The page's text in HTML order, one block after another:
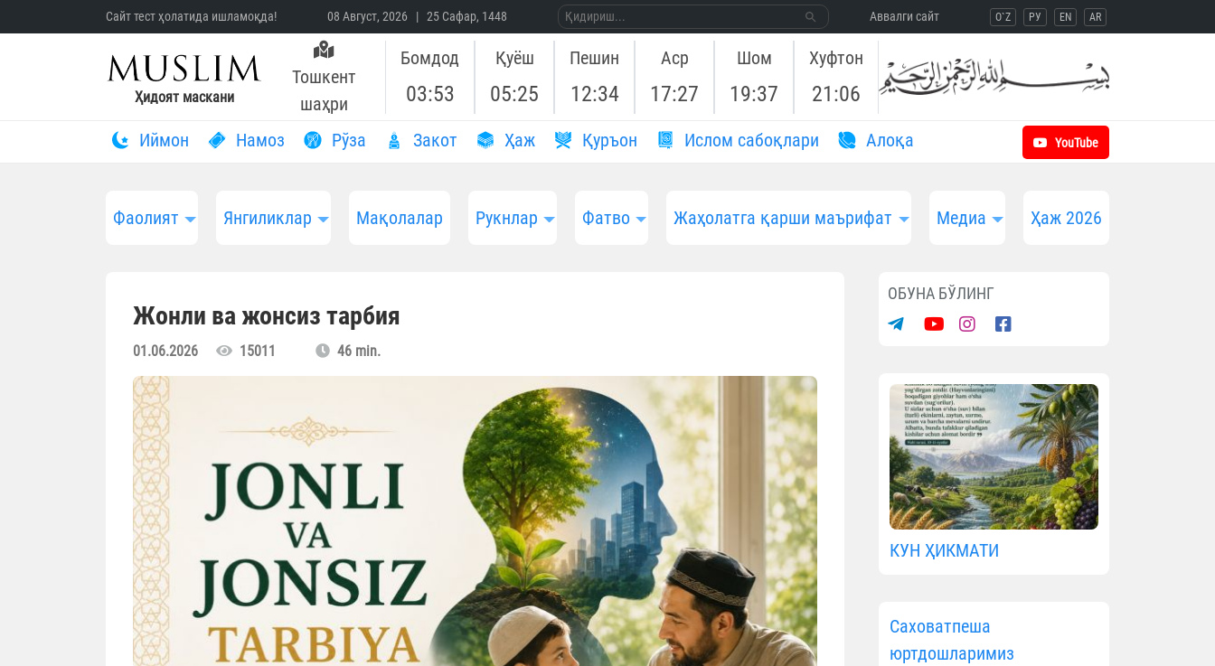
Сайт тест ҳолатида ишламоқда! 08 Август, 2026 | 25 Сафар, 1448 Aввалги сайт O`Z РУ EN AR
Ҳидоят маскани
Тошкент
шаҳри
Бомдод
03:53
Қуёш
05:25
Пешин
12:34
Аср
17:27
Шом
19:37
Хуфтон
21:06
Иймон Намоз Рўза Закот Ҳаж Қуръон Ислом сабоқлари Aлоқа YouTube
Фаолият Янгиликлар Мақолалар Рукнлар Фатво Жаҳолатга қарши маърифат Медиа Ҳаж 2026
Жонли ва жонсиз тарбия
01.06.2026 15011 46 min.
ОБУНА БЎЛИНГ
КУН ҲИКМАТИ
Саховатпеша
юртдошларимиз